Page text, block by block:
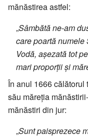
mănăstirea astfel:
„Sâmbătă ne-am
care poartă
Vodă, așezată tot
mari proporții și
În anul 1666
său măreția
mănăstiri din jur:
„Sunt paisprezece